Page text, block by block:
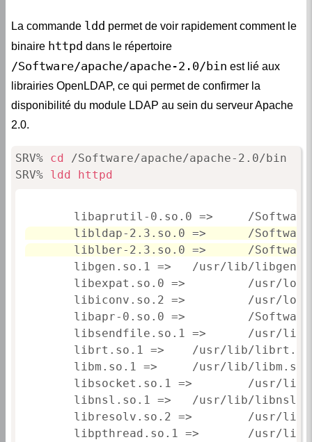
La commande ldd permet de voir rapidement comment le
binaire httpd dans le répertoire
/Software/apache/apache-2.0/bin est lié aux
librairies OpenLDAP, ce qui permet de confirmer la
disponibilité du module LDAP au sein du serveur Apache
2.0.
SRV% cd /Software/apache/apache-2.0/bin
SRV% ldd httpd
libaprutil-0.so.0 =>     /
libldap-2.3.so.0 =>      /
liblber-2.3.so.0 =>      /
libgen.so.1 =>   /usr/lib/
libexpat.so.0 =>         /usr/
libiconv.so.2 =>         /usr/
libapr-0.so.0 =>         /
libsendfile.so.1 =>      /usr/
librt.so.1 =>    /usr/lib/
libm.so.1 =>     /usr/lib/
libsocket.so.1 =>        /usr/
libnsl.so.1 =>   /usr/lib/
libresolv.so.2 =>        /usr/
libpthread.so.1 =>       /usr/